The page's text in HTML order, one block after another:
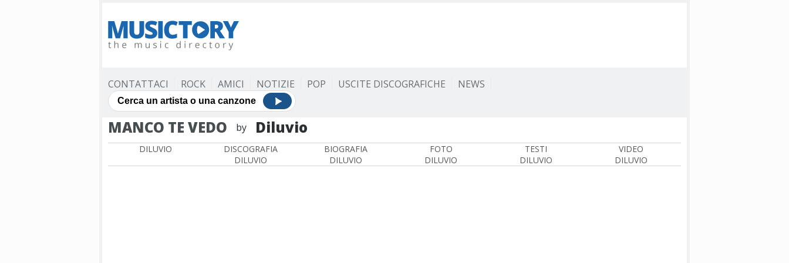
CONTATTACI ROCK AMICI NOTIZIE POP USCITE DISCOGRAFICHE NEWS
MANCO TE VEDO by Diluvio
DILUVIO
DISCOGRAFIA
DILUVIO
BIOGRAFIA
DILUVIO
FOTO
DILUVIO
TESTI
DILUVIO
VIDEO
DILUVIO